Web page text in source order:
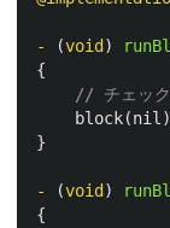
- (void )
{
// チェック
block(nil
}
- (void )
{